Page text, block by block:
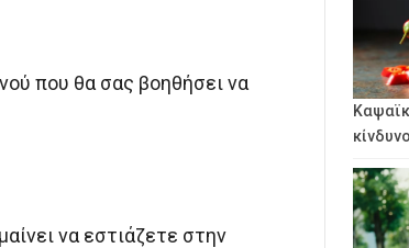
που θα σας βοηθήσει να
να εστιάζετε στην